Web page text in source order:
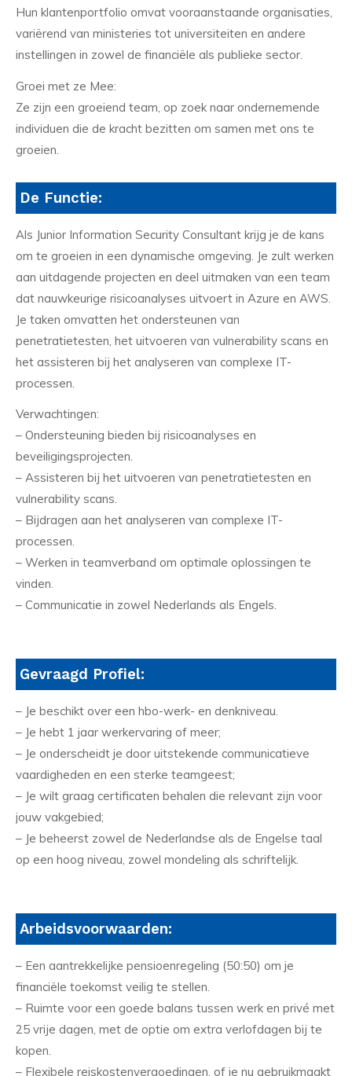
Hun klantenportfolio omvat vooraanstaande organisaties,
variërend van ministeries tot universiteiten en andere
instellingen in zowel de financiële als publieke sector.
Groei met ze Mee:
Ze zijn een groeiend team, op zoek naar ondernemende
individuen die de kracht bezitten om samen met ons te
groeien.
De Functie:
Als Junior Information Security Consultant krijg je de kans
om te groeien in een dynamische omgeving. Je zult werken
aan uitdagende projecten en deel uitmaken van een team
dat nauwkeurige risicoanalyses uitvoert in Azure en AWS.
Je taken omvatten het ondersteunen van
penetratietesten, het uitvoeren van vulnerability scans en
het assisteren bij het analyseren van complexe IT-
processen.
Verwachtingen:
– Ondersteuning bieden bij risicoanalyses en
beveiligingsprojecten.
– Assisteren bij het uitvoeren van penetratietesten en
vulnerability scans.
– Bijdragen aan het analyseren van complexe IT-
processen.
– Werken in teamverband om optimale oplossingen te
vinden.
– Communicatie in zowel Nederlands als Engels.
Gevraagd Profiel:
– Je beschikt over een hbo-werk- en denkniveau.
– Je hebt 1 jaar werkervaring of meer;
– Je onderscheidt je door uitstekende communicatieve
vaardigheden en een sterke teamgeest;
– Je wilt graag certificaten behalen die relevant zijn voor
jouw vakgebied;
– Je beheerst zowel de Nederlandse als de Engelse taal
op een hoog niveau, zowel mondeling als schriftelijk.
Arbeidsvoorwaarden:
– Een aantrekkelijke pensioenregeling (50:50) om je
financiële toekomst veilig te stellen.
– Ruimte voor een goede balans tussen werk en privé met
25 vrije dagen, met de optie om extra verlofdagen bij te
kopen.
– Flexibele reiskostenvergoedingen, of je nu gebruikmaakt